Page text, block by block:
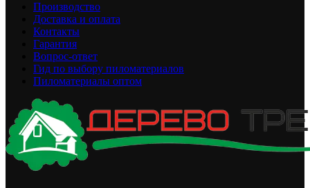
Производство
Доставка и оплата
Контакты
Гарантия
Вопрос-ответ
Гид по выбору пиломатериалов
Пиломатериалы оптом